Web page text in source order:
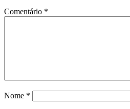
Comentário *
Nome *